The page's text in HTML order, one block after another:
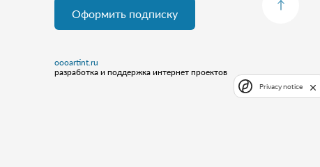
Оформить подписку
oooartint.ru
разработка и поддержка интернет проектов
Privacy notice